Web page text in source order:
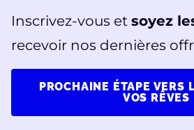
Inscrivez-vous et soyez
recevoir nos dernières
PROCHAINE ÉTAPE VERS
VOS RÊVES